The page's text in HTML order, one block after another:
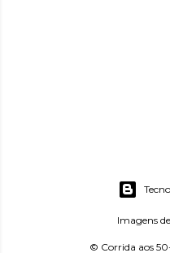
Imagens
© Corrida aos